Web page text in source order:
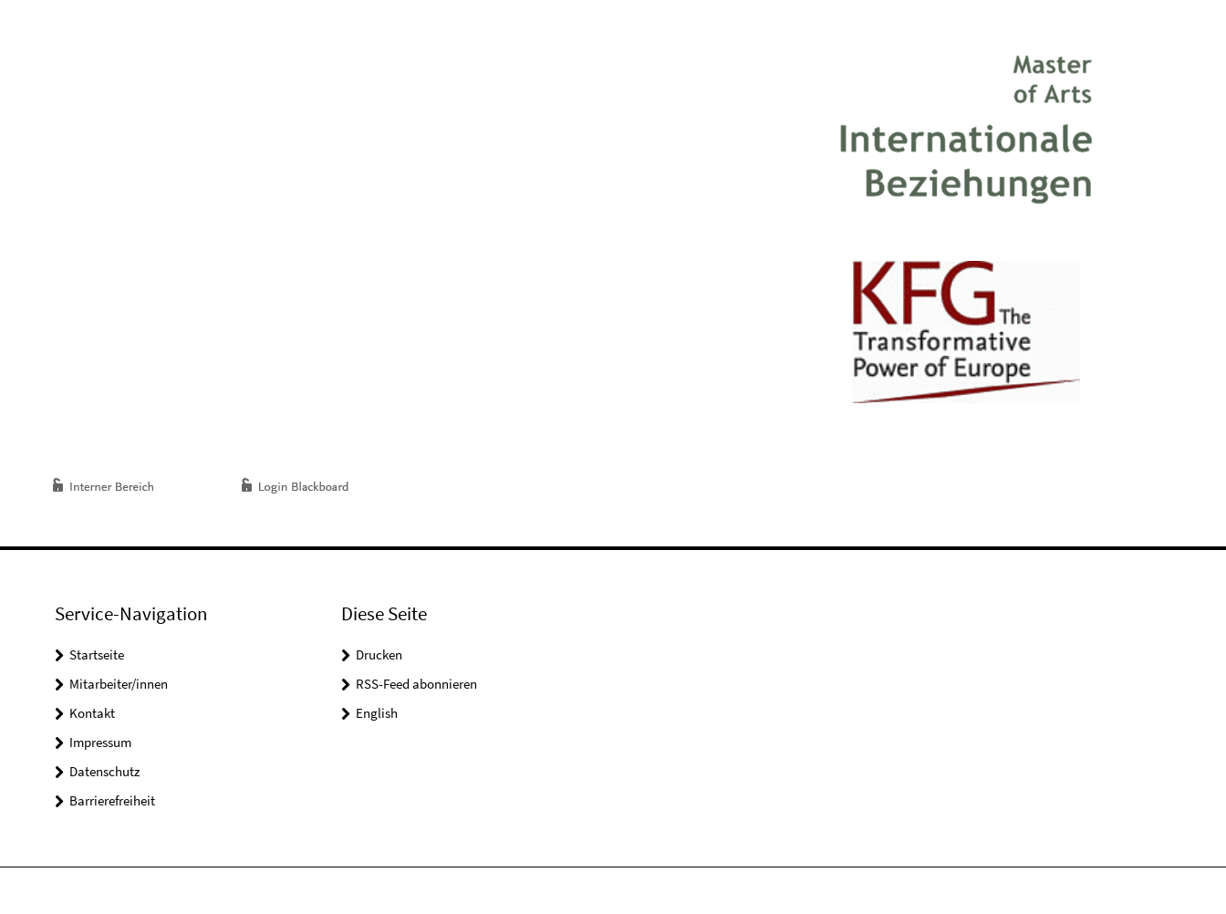
Service-Navigation
Startseite
Mitarbeiter/innen
Kontakt
Impressum
Datenschutz
Barrierefreiheit
Diese Seite
Drucken
RSS-Feed abonnieren
English